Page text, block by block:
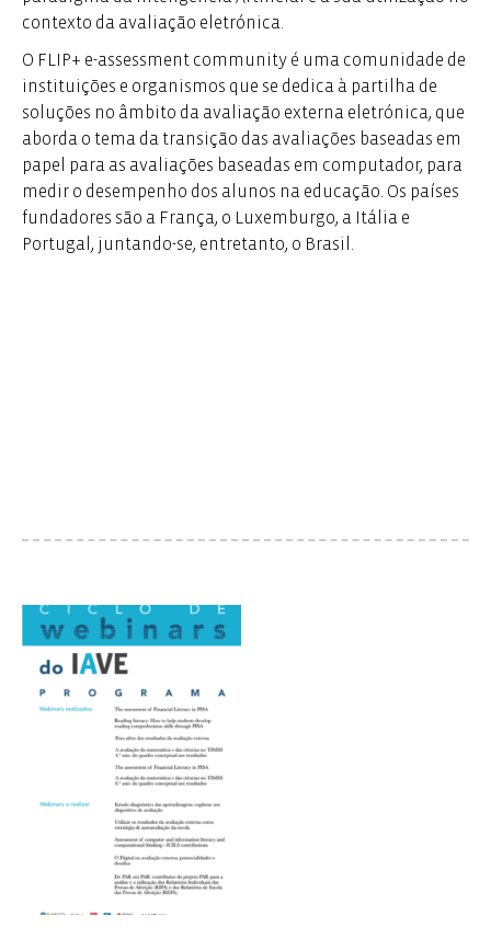
contexto da avaliação eletrónica.
O FLIP+ e-assessment community é uma comunidade de
instituições e organismos que se dedica à partilha de
soluções no âmbito da avaliação externa eletrónica, que
aborda o tema da transição das avaliações baseadas em
papel para as avaliações baseadas em computador, para
medir o desempenho dos alunos na educação. Os países
fundadores são a França, o Luxemburgo, a Itália e
Portugal, juntando-se, entretanto, o Brasil.